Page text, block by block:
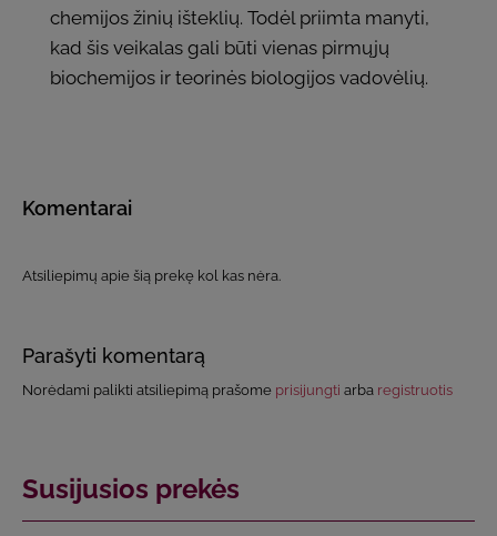
chemijos žinių išteklių. Todėl priimta manyti,
kad šis veikalas gali būti vienas pirmųjų
biochemijos ir teorinės biologijos vadovėlių.
Komentarai
Atsiliepimų apie šią prekę kol kas nėra.
Parašyti komentarą
Norėdami palikti atsiliepimą prašome prisijungti arba registruotis
Susijusios prekės